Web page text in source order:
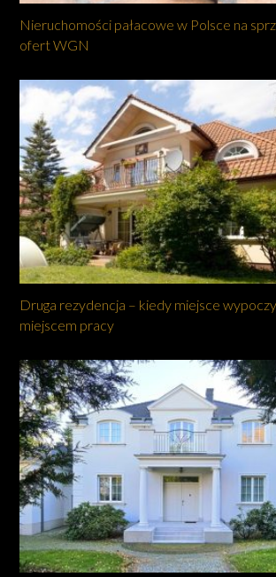
Nieruchomości pałacowe w Polsce na
ofert WGN
Druga rezydencja – kiedy miejsce
miejscem pracy